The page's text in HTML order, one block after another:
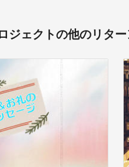
ジェクトの他のリター